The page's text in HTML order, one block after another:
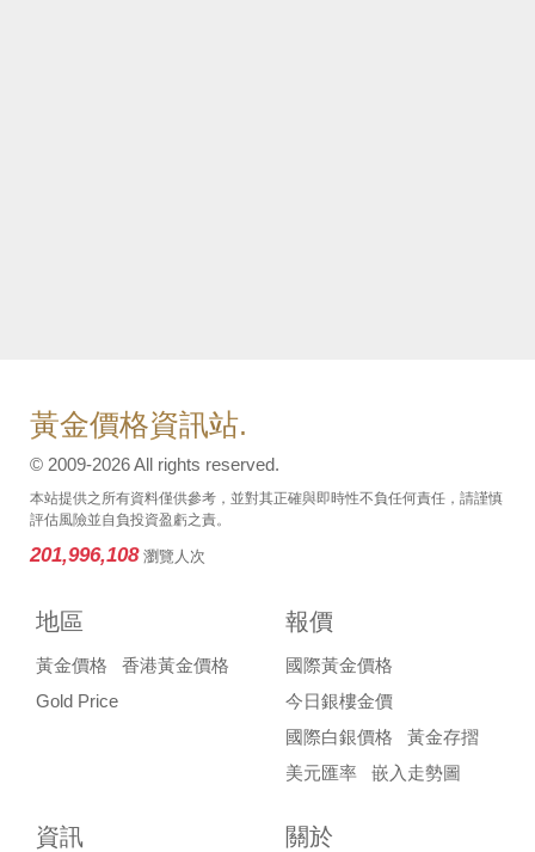
黃金價格資訊站.
© 2009-2026 All rights reserved.
本站提供之所有資料僅供參考，並對其正確與即時性不負任何責任，請謹慎
評估風險並自負投資盈虧之責。
201,996,108 瀏覽人次
地區
黃金價格
香港黃金價格
Gold Price
報價
國際黃金價格
今日銀樓金價
國際白銀價格
黃金存摺
美元匯率
嵌入走勢圖
資訊 關於